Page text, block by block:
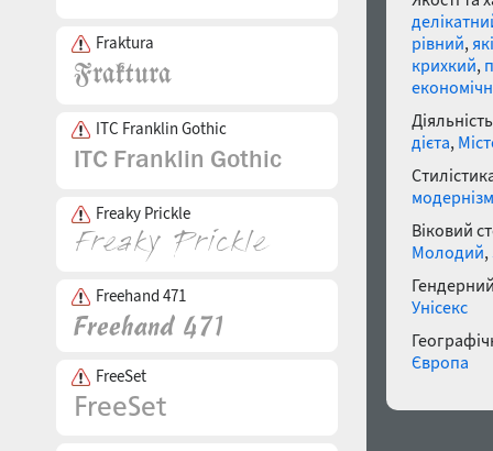
Fraktura
ITC Franklin Gothic
Freaky Prickle
Freehand 471
FreeSet
рівний,
крихкий,
дієта,
модернізм
Віковий
Молодий,
Унісекс
Європа